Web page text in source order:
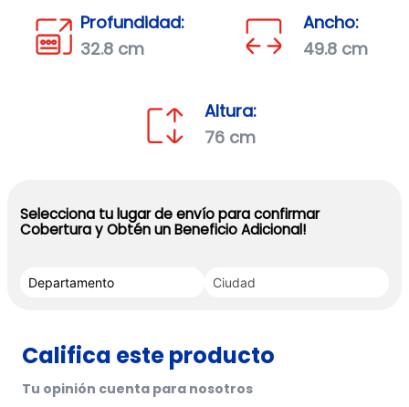
Profundidad:
32.8 cm
Ancho:
49.8 cm
Altura:
76 cm
Selecciona tu lugar de envío para confirmar
Cobertura y Obtén un Beneficio Adicional!